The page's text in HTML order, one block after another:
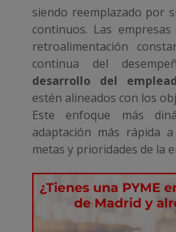
siendo reemplazado por
continuos. Las
retroalimentación
continua del
desarrollo del
estén alineados con los
Este enfoque más
adaptación más rápida
metas y prioridades de la